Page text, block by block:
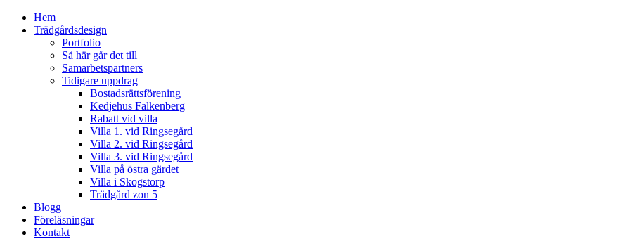
Hem
Trädgårdsdesign
Portfolio
Så här går det till
Samarbetspartners
Tidigare uppdrag
Bostadsrättsförening
Kedjehus Falkenberg
Rabatt vid villa
Villa 1. vid Ringsegård
Villa 2. vid Ringsegård
Villa 3. vid Ringsegård
Villa på östra gärdet
Villa i Skogstorp
Trädgård zon 5
Blogg
Föreläsningar
Kontakt